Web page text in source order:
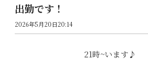
出勤です！
2026年5月20日20:14
21時~います♪